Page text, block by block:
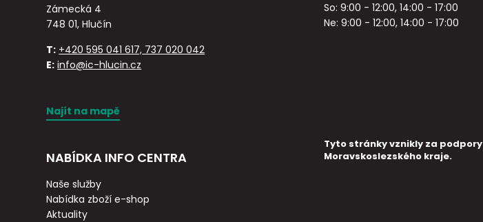
Zámecká 4
748 01, Hlučín
T: +420 595 041 617, 737 020 042
E: info@ic-hlucin.cz
Najít na mapě
NABÍDKA INFO CENTRA
Naše služby
Nabídka zboží e-shop
Aktuality
So: 9:00 - 12:00, 14:00 - 17:00
Ne: 9:00 - 12:00, 14:00 - 17:00
Tyto stránky vznikly za podpory
Moravskoslezského kraje.